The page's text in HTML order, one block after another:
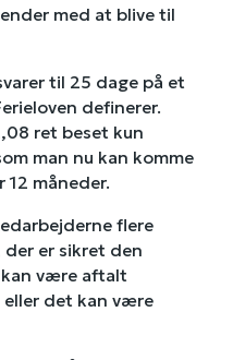
med at blive til
til 25 dage på et
definerer.
ret beset kun
man nu kan komme
12 måneder.
flere
er sikret den
kan være aftalt
eller det kan være